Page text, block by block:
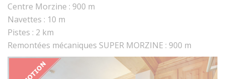
Centre Morzine : 900 m
Navettes : 10 m
Pistes : 2 km
Remontées mécaniques SUPER MORZINE : 900 m